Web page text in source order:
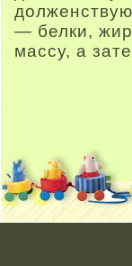
— белки,
массу, а